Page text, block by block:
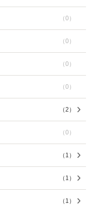
（0 ）
（0 ）
（0 ）
（0 ）
（2 ）
（0 ）
（ 1 ）
（ 1 ）
（ 1 ）